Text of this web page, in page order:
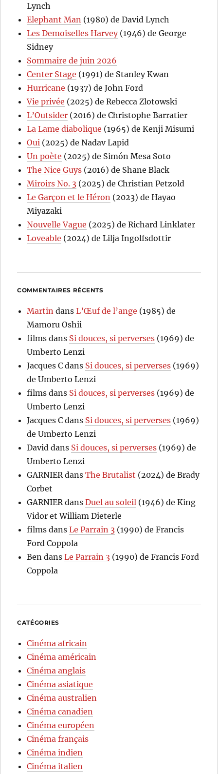
Lynch
Elephant Man (1980) de David Lynch
Les Demoiselles Harvey(1946) de George
Sidney
Sommaire de juin 2026
Center Stage (1991) de Stanley Kwan
Hurricane (1937) de John Ford
Vie privée (2025) de Rebecca Zlotowski
L’Outsider (2016) de Christophe Barratier
La Lame diabolique (1965) de Kenji Misumi
Oui (2025) de Nadav Lapid
Un poète (2025) de Simón Mesa Soto
The Nice Guys (2016) de Shane Black
Miroirs No. 3 (2025) de Christian Petzold
Le Garçon et le Héron (2023) de Hayao
Miyazaki
Nouvelle Vague (2025) de Richard Linklater
Loveable (2024) de Lilja Ingolfsdottir
COMMENTAIRES RÉCENTS
Martin dansL’Œuf de l’ange (1985) de
Mamoru Oshii
films dans Si douces, si perverses (1969) de
Umberto Lenzi
Jacques C dans Si douces, si perverses (1969)
de Umberto Lenzi
films dans Si douces, si perverses (1969) de
Umberto Lenzi
Jacques C dans Si douces, si perverses (1969)
de Umberto Lenzi
David dans Si douces, si perverses (1969) de
Umberto Lenzi
GARNIER dansThe Brutalist (2024) de Brady
Corbet
GARNIER dansDuel au soleil (1946) de King
Vidor et William Dieterle
films dansLe Parrain 3 (1990) de Francis
Ford Coppola
Ben dansLe Parrain 3 (1990) de Francis Ford
Coppola
CATÉGORIES
Cinéma africain
Cinéma américain
Cinéma anglais
Cinéma asiatique
Cinéma australien
Cinéma canadien
Cinéma européen
Cinéma français
Cinéma indien
Cinéma italien